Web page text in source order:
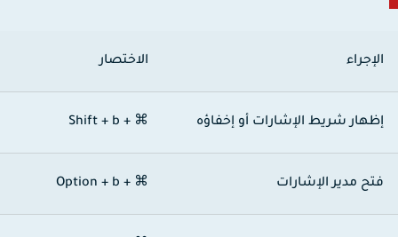
الاختصار
شريط الإشارات أو إخفاؤه ⌘ + Shift + b
مدير الإشارات ⌘ + Option + b